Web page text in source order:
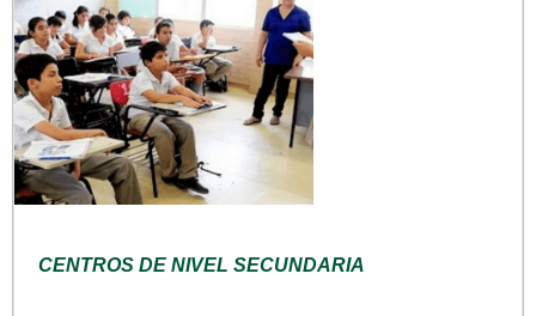
CENTROS DE NIVEL SECUNDARIA